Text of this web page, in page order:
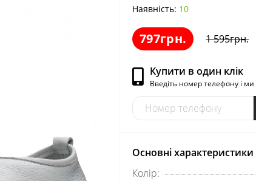
Наявність: 10
797грн. 1 595грн.
Купити в один клік
Введіть номер телефону і
Основні характеристики
Колір: